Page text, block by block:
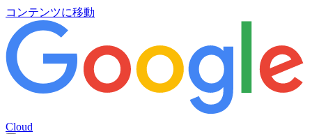
コンテンツに移動
Cloud